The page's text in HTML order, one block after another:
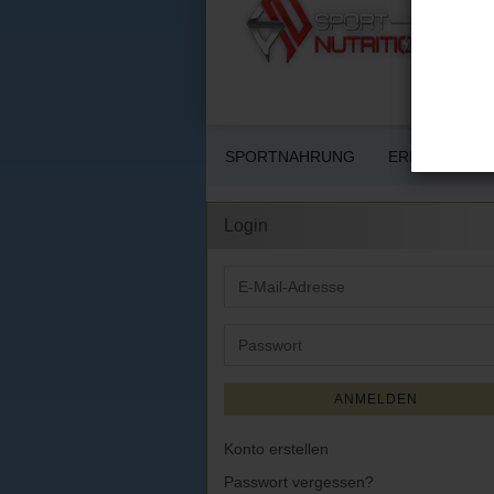
SPORTNAHRUNG ERNÄHRUNG
Login
E-
Passwort
ANMELDEN
Konto erstellen
Passwort vergessen?